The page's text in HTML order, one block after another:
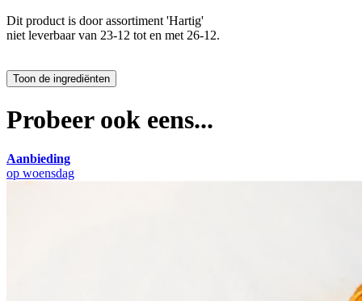
Dit product is door assortiment 'Hartig'
niet leverbaar van 23-12 tot en met 26-12.
Probeer ook eens...
Aanbieding
op woensdag